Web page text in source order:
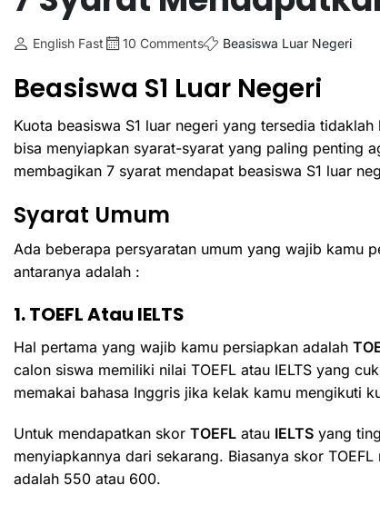
English Fast 10 Comments Beasiswa Luar Negeri
Beasiswa S1 Luar Negeri
Kuota beasiswa S1 luar negeri yang tersedia
bisa menyiapkan syarat-syarat yang paling penting
membagikan 7 syarat mendapat beasiswa S1 luar
Syarat Umum
Ada beberapa persyaratan umum yang wajib kamu
antaranya adalah :
1. TOEFL Atau IELTS
Hal pertama yang wajib kamu persiapkan adalah
calon siswa memiliki nilai TOEFL atau IELTS yang
memakai bahasa Inggris jika kelak kamu mengikuti
Untuk mendapatkan skor TOEFL atau IELTS yang
menyiapkannya dari sekarang. Biasanya skor
adalah 550 atau 600.